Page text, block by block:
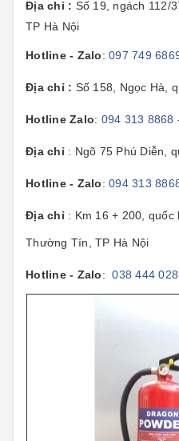
Địa chỉ : Số 19, ngách 112/
TP Hà Nội
Hotline - Zalo: 097 749
Địa chỉ : Số 158, Ngọc Hà,
Hotline Zalo: 094 313 8868
Địa chỉ : Ngõ 75 Phú Diễn,
Hotline - Zalo: 094 313
Địa chỉ : Km 16 + 200, quốc
Thường Tín, TP Hà Nội
Hotline - Zalo:038 444